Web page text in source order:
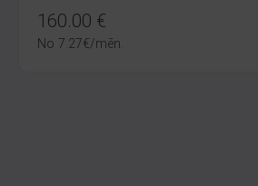
160.00 €
No 7.27€/mēn.